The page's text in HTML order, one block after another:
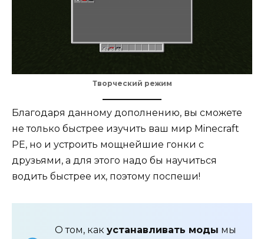
Творческий режим
Благодаря данному дополнению, вы сможете
не только быстрее изучить ваш мир Minecraft
PE, но и устроить мощнейшие гонки с
друзьями, а для этого надо бы научиться
водить быстрее их, поэтому поспеши!
О том, как устанавливать моды мы